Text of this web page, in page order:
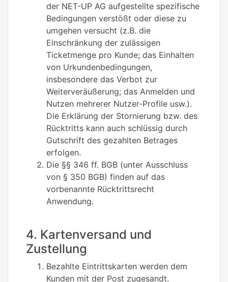
der NET-UP AG aufgestellte spezifische
Bedingungen verstößt oder diese zu
umgehen versucht (z.B. die
Einschränkung der zulässigen
Ticketmenge pro Kunde; das Einhalten
von Urkundenbedingungen,
insbesondere das Verbot zur
Weiterveräußerung; das Anmelden und
Nutzen mehrerer Nutzer-Profile usw.).
Die Erklärung der Stornierung bzw. des
Rücktritts kann auch schlüssig durch
Gutschrift des gezahlten Betrages
erfolgen.
Die §§ 346 ff. BGB (unter Ausschluss
von § 350 BGB) finden auf das
vorbenannte Rücktrittsrecht
Anwendung.
4. Kartenversand und
Zustellung
Bezahlte Eintrittskarten werden dem
Kunden mit der Post zugesandt.